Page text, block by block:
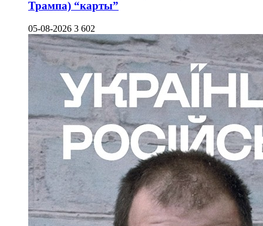
Трампа) “карты”
05-08-2026 3 602